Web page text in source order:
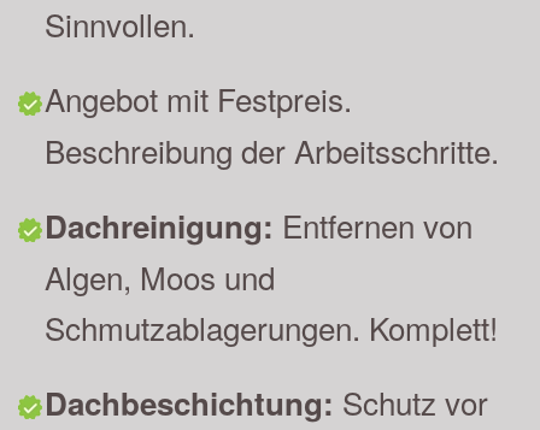
Sinnvollen.
Angebot mit Festpreis.
Beschreibung der Arbeitsschritte.
Dachreinigung: Entfernen von
Algen, Moos und
Schmutzablagerungen. Komplett!
Dachbeschichtung: Schutz vor